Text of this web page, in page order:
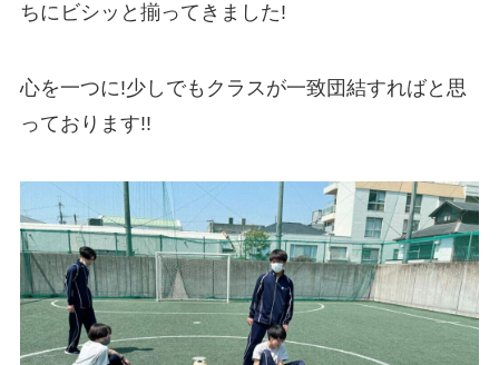
ちにビシッと揃ってきました!
心を一つに!少しでもクラスが一致団結すればと思
っております!!